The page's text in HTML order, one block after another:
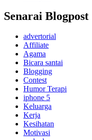
Senarai Blogpost
advertorial
Affiliate
Agama
Bicara santai
Blogging
Contest
Humor Terapi
iphone 5
Keluarga
Kerja
Kesihatan
Motivasi